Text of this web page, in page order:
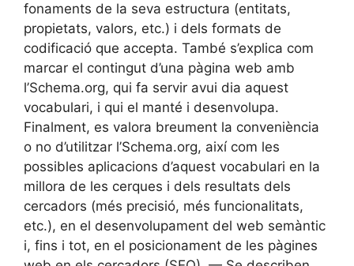
fonaments de la seva estructura (entitats,
propietats, valors, etc.) i dels formats de
codificació que accepta. També s’explica com
marcar el contingut d’una pàgina web amb
l’Schema.org, qui fa servir avui dia aquest
vocabulari, i qui el manté i desenvolupa.
Finalment, es valora breument la conveniència
o no d’utilitzar l’Schema.org, així com les
possibles aplicacions d’aquest vocabulari en la
millora de les cerques i dels resultats dels
cercadors (més precisió, més funcionalitats,
etc.), en el desenvolupament del web semàntic
i, fins i tot, en el posicionament de les pàgines